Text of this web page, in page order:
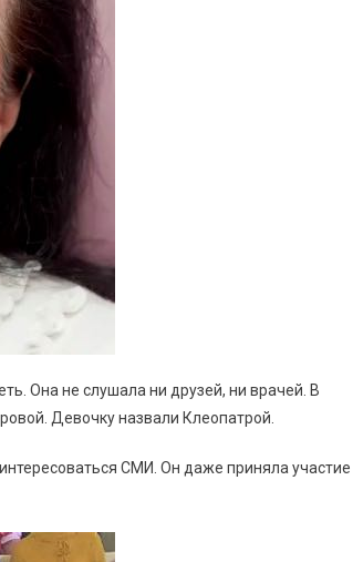
Она не слушала ни друзей, ни врачей. В
Девочку назвали Клеопатрой.
СМИ. Он даже приняла участие